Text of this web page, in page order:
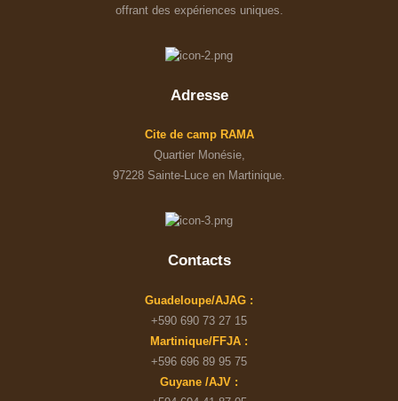
offrant des expériences uniques.
Adresse
Cite de camp RAMA
Quartier Monésie,
97228 Sainte-Luce en Martinique.
Contacts
Guadeloupe/AJAG :
+590 690 73 27 15
Martinique/FFJA :
+596 696 89 95 75
Guyane /AJV :